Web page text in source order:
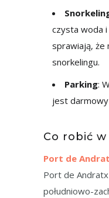
czysta woda
sprawiają, że
snorkelingu.
Parking:
jest darmowy
Co robić
Port de
Port de
południowo-